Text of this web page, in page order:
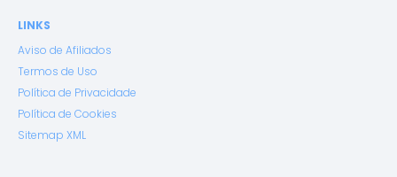
LINKS
Aviso de Afiliados
Termos de Uso
Política de Privacidade
Política de Cookies
Sitemap XML